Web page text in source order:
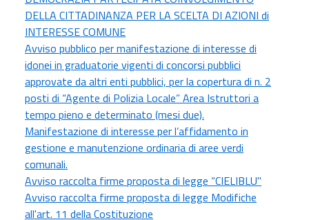
DELLA CITTADINANZA PER LA SCELTA DI AZIONI di
INTERESSE COMUNE
Avviso pubblico per manifestazione di interesse di
idonei in graduatorie vigenti di concorsi pubblici
approvate da altri enti pubblici, per la copertura di n. 2
posti di “Agente di Polizia Locale” Area Istruttori a
tempo pieno e determinato (mesi due).
Manifestazione di interesse per l’affidamento in
gestione e manutenzione ordinaria di aree verdi
comunali.
Avviso raccolta firme proposta di legge “CIELIBLU"
Avviso raccolta firme proposta di legge Modifiche
all'art. 11 della Costituzione